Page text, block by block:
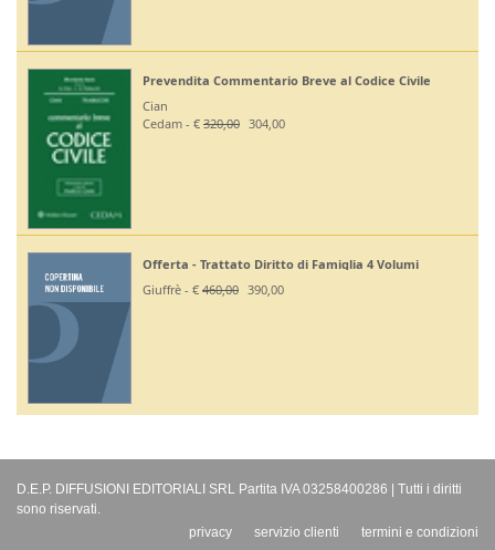
Prevendita Commentario Breve al Codice Civile
Cian
Cedam - € 320,00 304,00
Offerta - Trattato Diritto di Famiglia 4 Volumi
Giuffrè - € 460,00 390,00
D.E.P. DIFFUSIONI EDITORIALI SRL Partita IVA 03258400286 | Tutti i diritti
sono riservati.
termini e condizioni
servizio clienti
privacy